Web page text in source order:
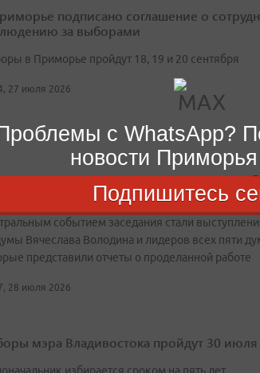
подписано соглашение о
за выборами
в Приморье пройдут 18, 19 и 20 сентября
27 июля 2026
принял участие в закрытии сессии
событием заседания стали
Вячеслава Володина и лидеров всех пяти
представили отчеты о проделанной работе
28 июля 2026
мэра Владивостока пройдут 30 июля
с WhatsApp?
новости
Подпишитесь